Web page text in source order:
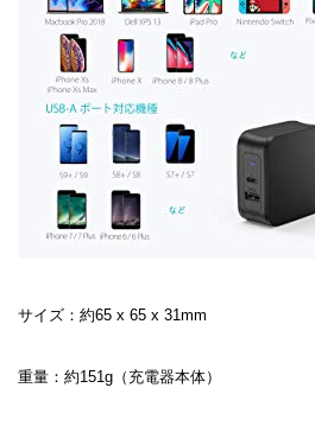
サイズ：約65 x 65 x 31mm
重量：約151g（充電器本体）